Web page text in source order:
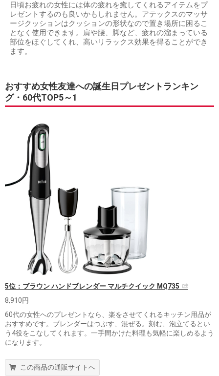
日頃お疲れの女性には体の疲れを癒してくれるアイテムをプ
レゼントするのも良いかもしれません。アテックスのマッサ
ージクッションはクッションの形状なので置き場所に困るこ
となく使用できます。肩や腰、脚など、疲れの溜まっている
部位をほぐしてくれ、高いリラックス効果を得ることができ
ます。
おすすめ女性友達への誕生日プレゼントランキン
グ・60代TOP5～1
5位：ブラウン ハンドブレンダー マルチクイック MQ735
8,910円
60代の女性へのプレゼントなら、楽をさせてくれるキッチン用品が
おすすめです。ブレンダーはつぶす、混ぜる。刻む、泡立てるとい
う4役をこなしてくれます。一手間かけた料理も気軽に楽しめるよう
になります。
この商品の通販サイトへ